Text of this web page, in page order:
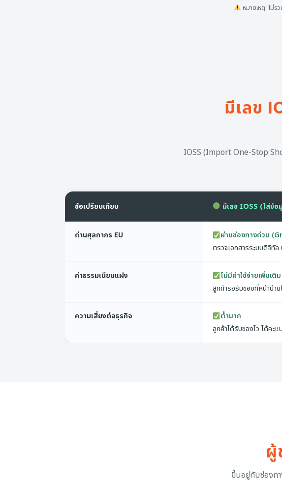
หมายเหตุ: ไม่ร
มีเลข
IOSS (Import One-Stop
ข้อเปรียบเทียบ มีเลข IOSS (ใส่ข้
ด่านศุลกากร EU
ผ่านช่องทางด่วน
ตรวจเอกสารระบบดิจิทั
ค่าธรรมเนียมแฝง
ไม่มีค่าใช้จ่ายเพิ่มเติม
ลูกค้ารอรับของที่หน้าบ้าน
ความเสี่ยงต่อธุรกิจ
ต่ำมาก
ลูกค้าได้รับของไว ได้คะ
ผู้
ขึ้นอยู่กับช่องท